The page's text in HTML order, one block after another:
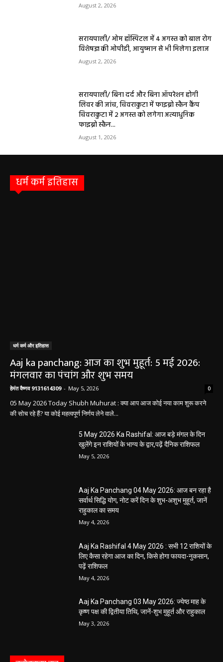
August 2, 2026
सरायपाली/ ओम हॉस्पिटल में 4 अगस्त को बाल रोग
विशेषज्ञ की ओपीडी, आयुष्मान से भी मिलेगा इलाज
August 2, 2026
सरायपाली/ बिना दर्द और बिना ऑपरेशन होगी
लिवर की जांच, चिवराकुटा में फाइब्रो स्कैन कैंप
चिवराकुटा में 2 अगस्त को लगेगा अत्याधुनिक
फाइब्रो स्कैन...
August 1, 2026
धर्म कर्म इतिहास
धर्म कर्म और इतिहास
Aaj ka panchang: आज का शुभ मुहूर्त: 5 मई 2026:
मंगलवार का पंचांग और शुभ समय
हेमंत वैष्णव 9131614309 - May 5, 2026 0
05 May 2026 Today Shubh Muhurat : क्या आप आज कोई नया काम शुरू करने
की सोच रहे हैं? या कोई महत्वपूर्ण निर्णय लेने वाले...
5 May 2026 Ka Rashifal: आज बड़े मंगल के दिन
खुलेंगे इन राशियों के भाग्य के द्वार,पढ़ें दैनिक राशिफल
May 5, 2026
Aaj Ka Panchang 04 May 2026: आज बन रहा है
सर्वार्थ सिद्धि योग, नोट करें दिन के शुभ-अशुभ मुहूर्त, जानें
राहुकाल का समय
May 4, 2026
Aaj Ka Rashifal 4 May 2026 : सभी 12 राशियों के
लिए कैसा रहेगा आज का दिन, किसे होगा फायदा-नुकसान,
पढ़ें राशिफल
May 4, 2026
Aaj Ka Panchang 03 May 2026: ज्येष्ठ माह के
कृष्ण पक्ष की द्वितीया तिथि, जानें-शुभ मुहूर्त और राहुकाल
May 3, 2026